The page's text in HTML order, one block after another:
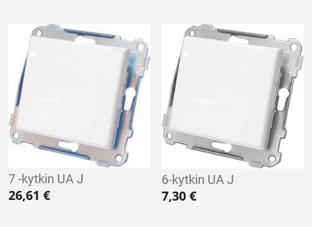
7 -kytkin UA J
26,61 €
6-kytkin UA J
7,30€